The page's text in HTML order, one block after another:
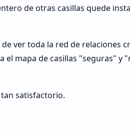
de otras casillas quede
ver toda la red de relaciones
el mapa de casillas "seguras" y
satisfactorio.